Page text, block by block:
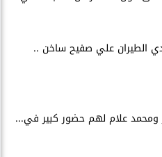
الطيران علي صفيح ساخن ..
ومحمد علام لهم حضور كبير في...